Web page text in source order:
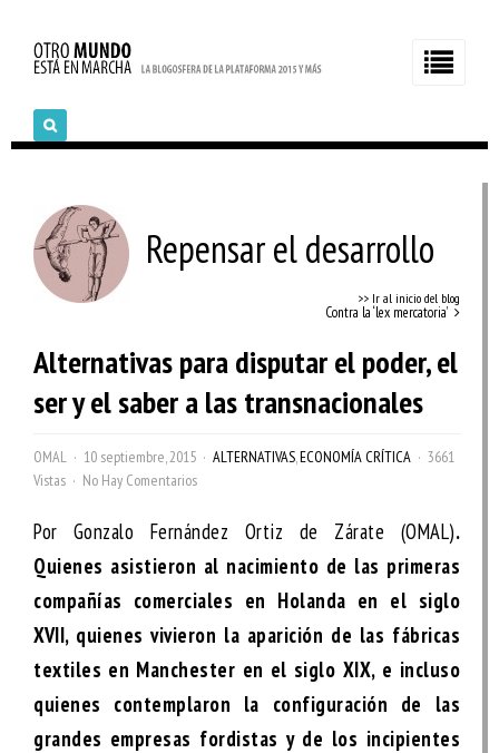
Repensar el desarrollo
>> Ir al inicio del blog
Contra la ‘lex mercatoria’
Alternativas para disputar el poder, el
ser y el saber a las transnacionales
OMAL 10 septiembre, 2015 ALTERNATIVAS,ECONOMÍA CRÍTICA
3661
Vistas
No Hay Comentarios
Por Gonzalo Fernández Ortiz de Zárate (OMAL).
Quienes asistieron al nacimiento de las primeras
compañías comerciales en Holanda en el siglo
XVII, quienes vivieron la aparición de las fábricas
textiles en Manchester en el siglo XIX, e incluso
quienes contemplaron la configuración de las
grandes empresas fordistas y de los incipientes